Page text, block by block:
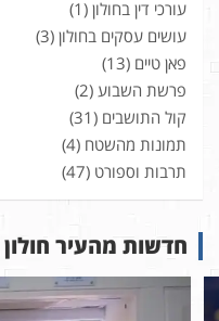
עורכי דין בחולון (1)
עושים עסקים בחולון (3)
פאן טיים (13)
פרשת השבוע (2)
קול התושבים (31)
תמונות מהשטח (4)
תרבות וספורט (47)
חדשות מהעיר חולון